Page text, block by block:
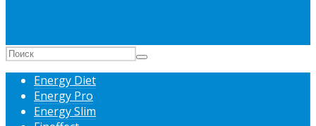
Energy Diet
Energy Pro
Energy Slim